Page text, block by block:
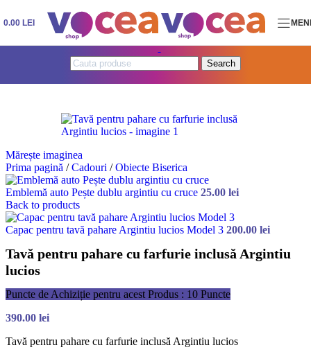
Skip to navigationSkip to main content
0.00 LEI
Search
Mărește imaginea
Prima pagină / Cadouri / Obiecte Biserica
Emblemă auto Pește dublu argintiu cu cruce 25.00 lei
Back to products
Capac pentru tavă pahare Argintiu lucios Model 3 200.00 lei
Tavă pentru pahare cu farfurie inclusă Argintiu
lucios
Puncte de Achiziție pentru acest Produs : 10 Puncte
390.00 lei
Tavă pentru pahare cu farfurie inclusă Argintiu lucios